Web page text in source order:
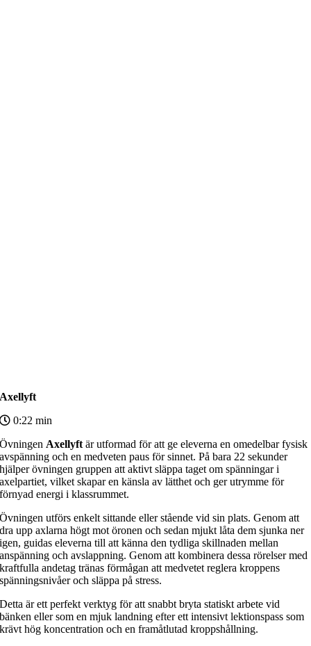
Axellyft
0:22 min
Övningen Axellyft är utformad för att ge eleverna en omedelbar fysisk
avspänning och en medveten paus för sinnet. På bara 22 sekunder
hjälper övningen gruppen att aktivt släppa taget om spänningar i
axelpartiet, vilket skapar en känsla av lätthet och ger utrymme för
förnyad energi i klassrummet.
Övningen utförs enkelt sittande eller stående vid sin plats. Genom att
dra upp axlarna högt mot öronen och sedan mjukt låta dem sjunka ner
igen, guidas eleverna till att känna den tydliga skillnaden mellan
anspänning och avslappning. Genom att kombinera dessa rörelser med
kraftfulla andetag tränas förmågan att medvetet reglera kroppens
spänningsnivåer och släppa på stress.
Detta är ett perfekt verktyg för att snabbt bryta statiskt arbete vid
bänken eller som en mjuk landning efter ett intensivt lektionspass som
krävt hög koncentration och en framåtlutad kroppshållning.